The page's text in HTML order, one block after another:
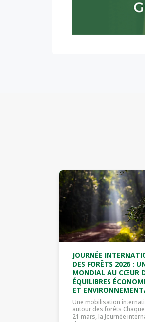
JOURNÉE
DES FORÊTS 2026 :
MONDIAL AU CŒUR
ÉQUILIBRES
ET
Une mobilisation
autour des forêts Chaque
21 mars, la Journée